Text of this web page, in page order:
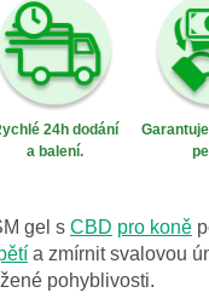
24h dodání
a balení.
gel s CBD pro koně
a zmírnit svalovou
pohyblivosti.